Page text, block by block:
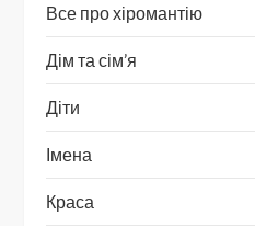
Все про хіромантію
Дім та сім’я
Діти
Імена
Краса